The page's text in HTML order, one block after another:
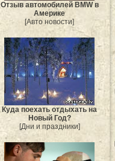
Отзыв автомобилей BMW в
Америке
[Авто новости]
Куда поехать отдыхать на
Новый Год?
[Дни и праздники]